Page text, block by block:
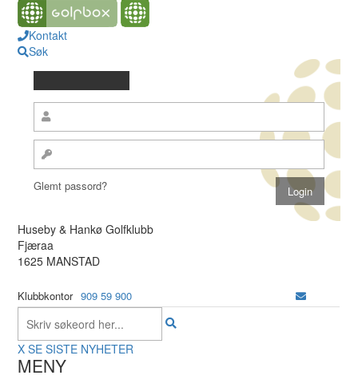
Kontakt
Søk
Glemt passord?
Huseby & Hankø Golfklubb
Fjæraa
1625 MANSTAD
Klubbkontor 909 59 900
X SE SISTE NYHETER
MENY